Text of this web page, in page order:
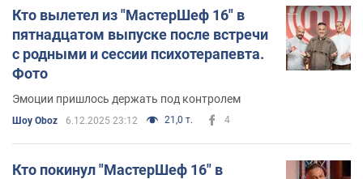
Кто вылетел из "МастерШеф 16" в
пятнадцатом выпуске после встречи
с родными и сессии психотерапевта.
Фото
Эмоции пришлось держать под контролем
Шоу Oboz 6.12.2025 23:12 21,0 т. 4
Кто покинул "МастерШеф 16" в